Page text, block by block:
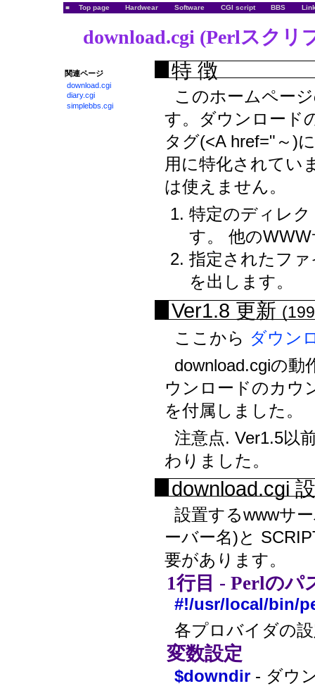
■ Top page Hardwear Software CGI script BBS
download.cgi (Perlスクリ
関連ページ
download.cgi
diary.cgi
simplebbs.cgi
特 徴
このホームペー
す。ダウンロード
タグ(<A href="～)
用に特化されてい
は使えません。
特定のディレ
す。 他の
指定されたフ
を出します。
Ver1.8 更新
ここから ダウン
download.cgiの
ウンロードのカウ
を付属しました。
注意点. Ver1.5以
わりました。
download.cgi
設置するwwwサ
ーバー名)と
要があります。
1行目 - Perlのパ
#!/usr/local/bin/
各プロバイダの
変数設定
$downdir - ダウ